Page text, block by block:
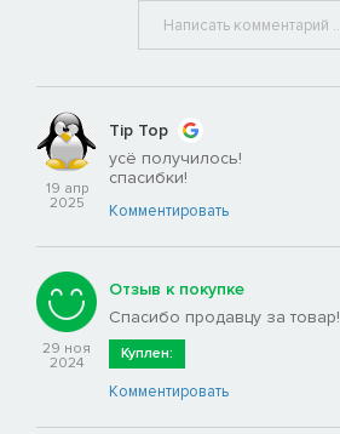
19 апр
2025
Tip Top
усё получилось!
спасибки!
Комментировать
29 ноя
2024
Отзыв к покупке
Спасибо продавцу за товар!
Куплен:
Комментировать